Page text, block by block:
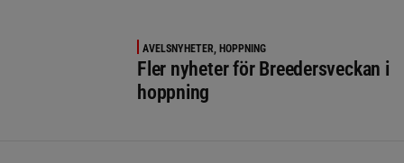
AVELSNYHETER, HOPPNING
Fler nyheter för Breedersveckan i
hoppning